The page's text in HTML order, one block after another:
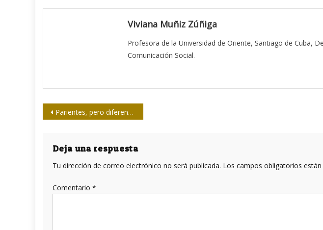
Viviana Muñiz Zúñiga
Profesora de la Universidad de Oriente, Santiago de Cuba,
Comunicación Social.
Navegación
entradas
Parientes, pero diferentes
Deja una respuesta
Tu dirección de correo electrónico no será publicada. Los campos obligatorios
Comentario *